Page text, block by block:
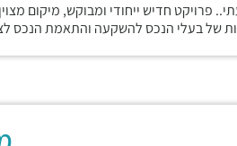
פרויקט חדיש ייחודי ומבוקש, מיקום
של בעלי הנכס להשקעה והתאמת הנכס